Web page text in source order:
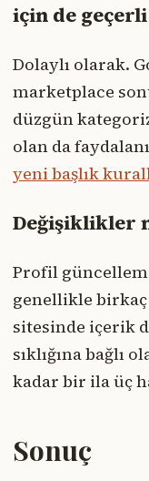
için de
Dolaylı olarak.
marketplace
düzgün
olan da
yeni başlık
Değişiklikler
Profil
genellikle
sitesinde içerik
sıklığına bağlı
kadar bir ila üç
Sonuç